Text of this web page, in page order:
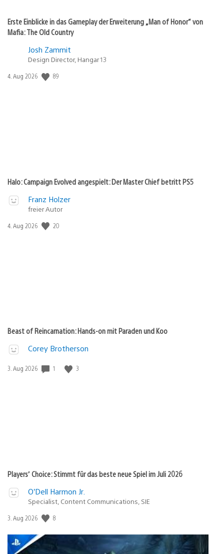
Erste Einblicke in das Gameplay der Erweiterung „Man of Honor“ von
Mafia: The Old Country
Josh Zammit
Design Director, Hangar 13
Veröffentlichungsdatum:
4. Aug 2026 89
Halo: Campaign Evolved angespielt: Der Master Chief betritt PS5
Franz Holzer
freier Autor
Veröffentlichungsdatum:
4. Aug 2026 20
Beast of Reincarnation: Hands-on mit Paraden und Koo
Corey Brotherson
Veröffentlichungsdatum:
3. Aug 2026 1 3
Players’ Choice: Stimmt für das beste neue Spiel im Juli 2026
O’Dell Harmon Jr.
Specialist, Content Communications, SIE
Veröffentlichungsdatum:
3. Aug 2026 8